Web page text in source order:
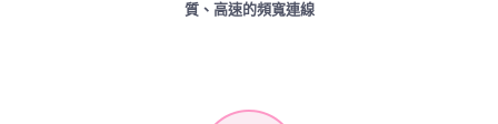
質、高速的頻寬連線